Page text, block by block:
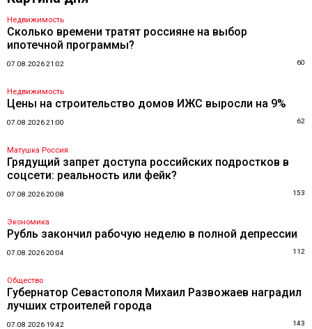
Недвижимость
Сколько времени тратят россияне на выбор
ипотечной программы?
07.08.2026 21:02 60
Недвижимость
Цены на строительство домов ИЖС выросли на 9%
07.08.2026 21:00 62
Матушка Россия
Грядущий запрет доступа российских подростков в
соцсети: реальность или фейк?
07.08.2026 20:08 153
Экономика
Рубль закончил рабочую неделю в полной депрессии
07.08.2026 20:04 112
Общество
Губернатор Севастополя Михаил Развожаев наградил
лучших строителей города
07.08.2026 19:42 143